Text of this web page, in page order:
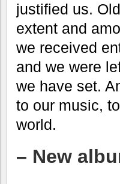
justified us.
extent and
we received
and we were
we have set.
to our music,
world.
– New